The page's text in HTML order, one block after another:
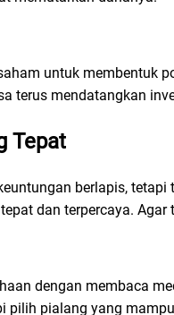
untuk membentuk
terus mendatangkan
Tepat
berlapis,
dan terpercaya.
dengan membaca
pilih pialang yang